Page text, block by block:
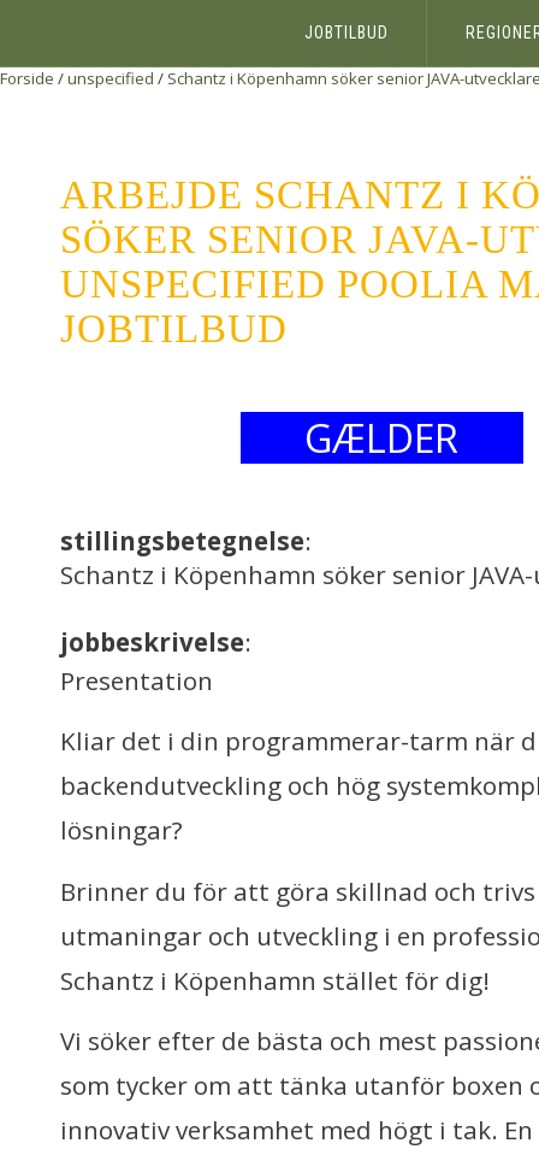
JOBTILBUD
Forside /unspecified / Schantz i Köpenhamn söker senior JAVA-
ARBEJDE SCHANTZ I
SÖKER SENIOR JAVA-
UNSPECIFIED POOLIA
JOBTILBUD
GÆLDER
stillingsbetegnelse:
Schantz i Köpenhamn söker senior
jobbeskrivelse:
Presentation
Kliar det i din programmerar-tarm när
backendutveckling och hög
lösningar?
Brinner du för att göra skillnad och
utmaningar och utveckling i en
Schantz i Köpenhamn stället för dig!
Vi söker efter de bästa och mest
som tycker om att tänka utanför boxen
innovativ verksamhet med högt i tak.